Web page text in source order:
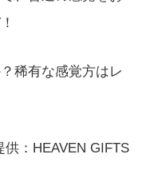
稀有な感覚方はレ
供：HEAVEN GIFTS